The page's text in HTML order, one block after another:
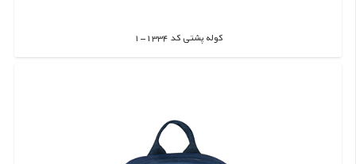
کوله پشتی کد 1334-1
اطلاعات بیشتر